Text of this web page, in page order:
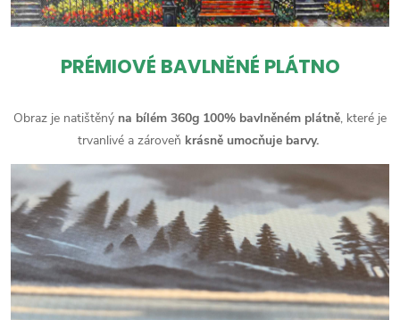
PRÉMIOVÉ BAVLNĚNÉ PLÁTNO
Obraz je natištěný na bílém 360g 100% bavlněném plátně, které je
trvanlivé a zároveň krásně umocňuje barvy.